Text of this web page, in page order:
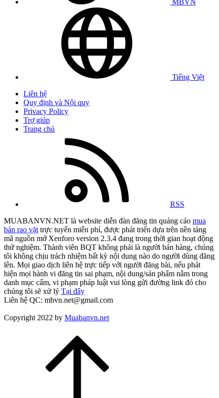
MBVN
Tiếng Việt
Liên hệ
Quy định và Nội quy
Privacy Policy
Trợ giúp
Trang chủ
RSS
MUABANVN.NET là website diễn đàn đăng tin quảng cáo mua
bán rao vặt trực tuyến miễn phí, được phát triển dựa trên nền tảng
mã nguồn mở Xenforo version 2.3.4 đang trong thời gian hoạt động
thử nghiệm. Thành viên BQT không phải là người bán hàng, chúng
tôi không chịu trách nhiệm bất kỳ nội dung nào do người dùng đăng
lên. Mọi giao dịch liên hệ trực tiếp với người đăng bài, nếu phát
hiện mọi hành vi đăng tin sai phạm, nội dung/sản phẩm nằm trong
danh mục cấm, vi phạm pháp luật vui lòng gửi đường link đó cho
chúng tôi sẽ xử lý Tại đây
Liên hệ QC: mbvn.net@gmail.com
Copyright 2022 by Muabanvn.net